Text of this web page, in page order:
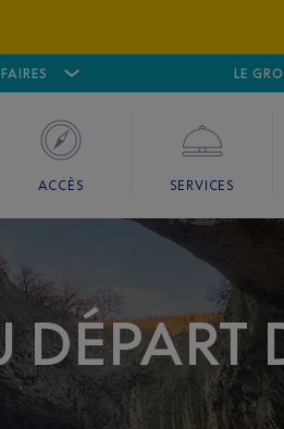
GOLFE DE
LE
ACCÈS SERVICES
DÉPART